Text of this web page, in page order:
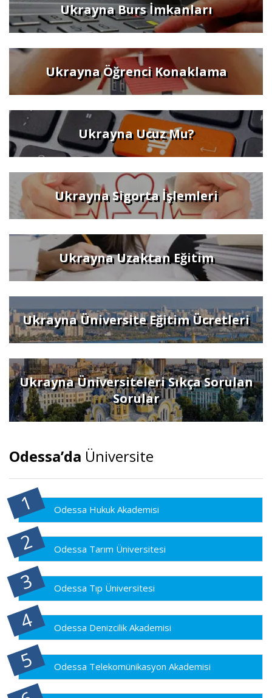
Ukrayna Burs İmkanları
Ukrayna Öğrenci Konaklama
Ukrayna Ucuz Mu?
Ukrayna Sigorta İşlemleri
Ukrayna Uzaktan Eğitim
Ukrayna Üniversite Eğitim Ücretleri
Ukrayna Üniversiteleri Sıkça Sorulan
Sorular
Odessa’da Üniversite
Odessa Hukuk Akademisi
Odessa Tarım Üniversitesi
Odessa Tıp Üniversitesi
Odessa Denizcilik Akademisi
Odessa Telekomünikasyon Akademisi